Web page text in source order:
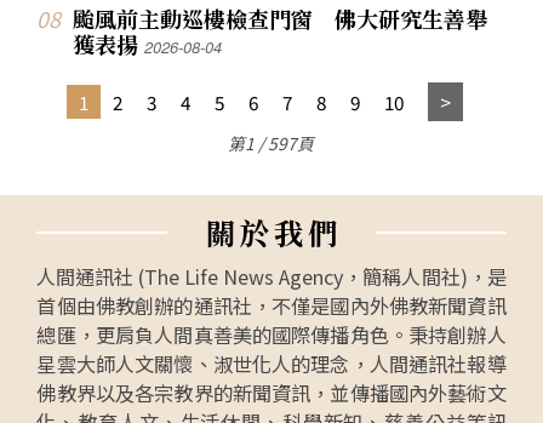
颱風前主動巡樓檢查門窗 佛大研究生善舉
獲表揚2026-08-04
1 2 3 4 5 6 7 8 9 10
第1 / 597頁
關於我們
人間通訊社 (The Life News Agency，簡稱人間社)，是
首個由佛教創辦的通訊社，不僅是國內外佛教新聞資訊
總匯，更肩負人間真善美的國際傳播角色。秉持創辦人
星雲大師人文關懷、淑世化人的理念，人間通訊社報導
佛教界以及各宗教界的新聞資訊，並傳播國內外藝術文